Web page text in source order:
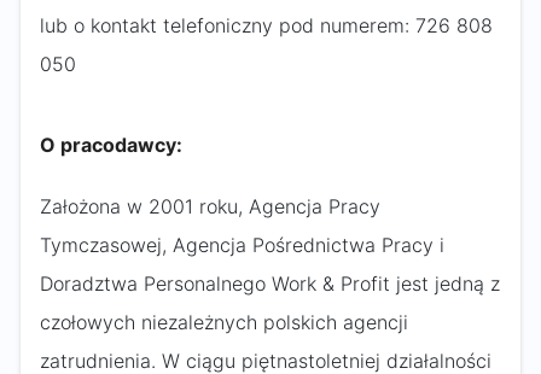
lub o kontakt telefoniczny pod numerem: 726 808
050​
O pracodawcy:
Założona w 2001 roku, Agencja Pracy
Tymczasowej, Agencja Pośrednictwa Pracy i
Doradztwa Personalnego Work & Profit jest jedną z
czołowych niezależnych polskich agencji
zatrudnienia. W ciągu piętnastoletniej działalności